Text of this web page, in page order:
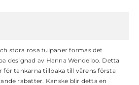
stora rosa tulpaner formas det
designad av Hanna Wendelbo. Detta
för tankarna tillbaka till vårens första
rabatter. Kanske blir detta en